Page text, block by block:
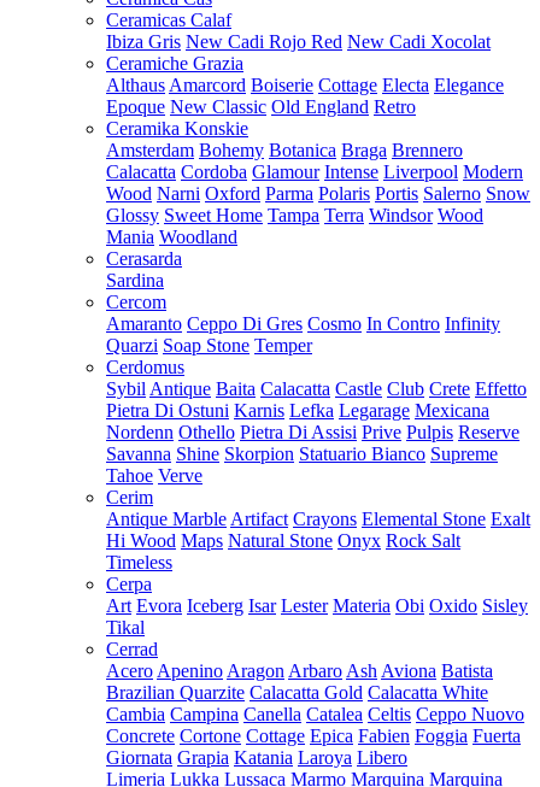
Ceramicas Calaf
Ibiza Gris New Cadi Rojo Red New Cadi Xocolat
Ceramiche Grazia
Althaus Amarcord Boiserie Cottage Electa Elegance
Epoque New Classic Old England Retro
Ceramika Konskie
Amsterdam Bohemy Botanica Braga Brennero
Calacatta Cordoba Glamour Intense Liverpool Modern
Wood Narni Oxford Parma Polaris Portis Salerno Snow
Glossy Sweet Home Tampa Terra Windsor Wood
Mania Woodland
Cerasarda
Sardina
Cercom
Amaranto Ceppo Di Gres Cosmo In Contro Infinity
Quarzi Soap Stone Temper
Cerdomus
Sybil Antique Baita Calacatta Castle Club Crete Effetto
Pietra Di Ostuni Karnis Lefka Legarage Mexicana
Nordenn Othello Pietra Di Assisi Prive Pulpis Reserve
Savanna Shine Skorpion Statuario Bianco Supreme
Tahoe Verve
Cerim
Antique Marble Artifact Crayons Elemental Stone Exalt
Hi Wood Maps Natural Stone Onyx Rock Salt
Timeless
Cerpa
Art Evora Iceberg Isar Lester Materia Obi Oxido Sisley
Tikal
Cerrad
Acero Apenino Aragon Arbaro Ash Aviona Batista
Brazilian Quarzite Calacatta Gold Calacatta White
Cambia Campina Canella Catalea Celtis Ceppo Nuovo
Concrete Cortone Cottage Epica Fabien Foggia Fuerta
Giornata Grapia Katania Laroya Libero
Limeria Lukka Lussaca Marmo Marquina Marquina